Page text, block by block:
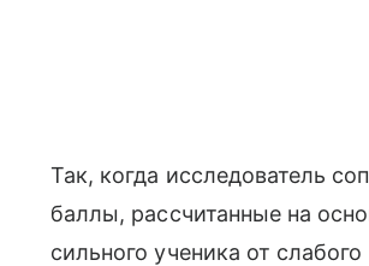
Так, когда исследователь
баллы, рассчитанные на
сильного ученика от